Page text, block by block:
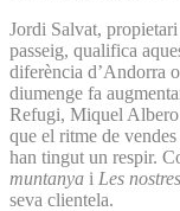
Jordi Salvat,
passeig, qualifica
diferència d’Andorra
diumenge fa
Refugi, Miquel Albero
que el ritme de
han tingut un respir.
muntanya i Les
seva clientela.